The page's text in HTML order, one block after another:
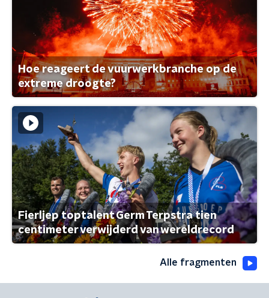
Hoe reageert de vuurwerkbranche op de
extreme droogte?
Fierljep toptalent Germ Terpstra tien
centimeter verwijderd van wereldrecord
Alle fragmenten